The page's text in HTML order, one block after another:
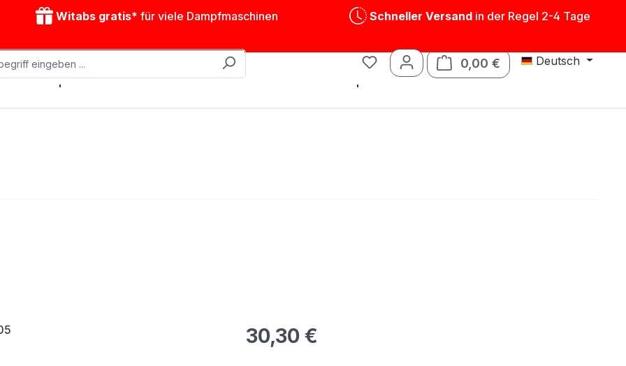
Witabs gratis* für viele Dampfmaschinen Schneller Versandin der Regel 2-4 Tage
0,00 € Warenkorb enthält 0
Deutsch
Dampfmaschinen Zubehör Antriebsmodelle Blechspielwaren Ersatzteile
Regulärer Preis:
30,30 €